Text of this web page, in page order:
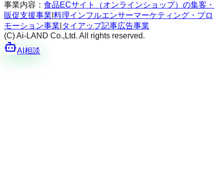
事業内容： 食品ECサイト（オンラインショップ）の集客・
販促支援事業 料理インフルエンサーマーケティング・プロ
モーション事業 タイアップ記事広告事業
(C) Ai-LAND Co.,Ltd. All rights reserved.
AI相談